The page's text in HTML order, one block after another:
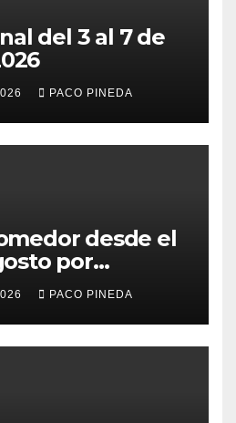
del 3 al 7 de
PACO PINEDA
desde el
por
PACO PINEDA